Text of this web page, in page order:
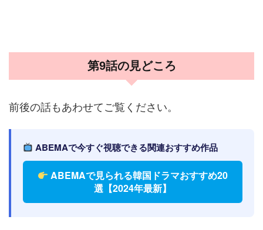
第9話の見どころ
前後の話もあわせてご覧ください。
ABEMAで今すぐ視聴できる関連おすすめ作品
ABEMAで見られる韓国ドラマおすすめ20
選【2024年最新】